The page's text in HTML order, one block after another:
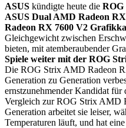
ASUS kündigte heute die ROG
ASUS Dual AMD Radeon
Radeon RX 7600 V2
Gleichgewicht zwischen
bieten, mit atemberaubender
Spiele weiter mit der ROG
Die ROG Strix AMD Radeon
Generation zu Generation
ernstzunehmender Kandidat
Vergleich zur ROG Strix AMD
Generation arbeitet sie leiser,
Temperaturen läuft, und hat